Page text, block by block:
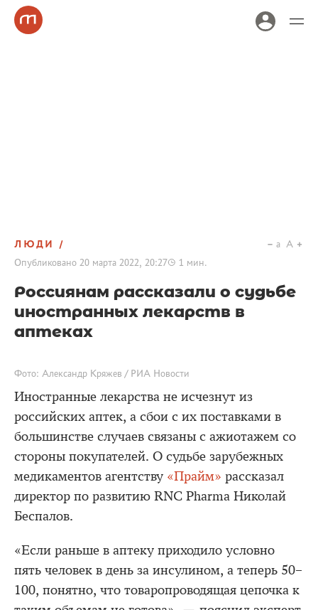
ЛЮДИ
Опубликовано 20 марта 2022, 20:27 1 мин.
a A
Россиянам рассказали о судьбе
иностранных лекарств в
аптеках
Фото: Александр Кряжев / РИА Новости
Иностранные лекарства не исчезнут из
российских аптек, а сбои с их поставками в
большинстве случаев связаны с ажиотажем со
стороны покупателей. О судьбе зарубежных
медикаментов агентству «Прайм» рассказал
директор по развитию RNC Pharma Николай
Беспалов.
«Если раньше в аптеку приходило условно
пять человек в день за инсулином, а теперь 50–
100, понятно, что товаропроводящая цепочка к